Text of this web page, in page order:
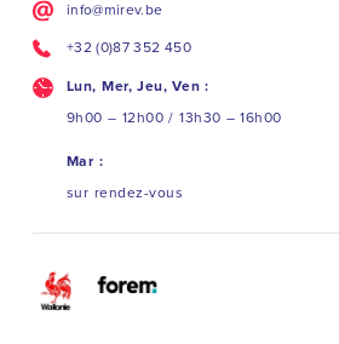
info@mirev.be
+32 (0)87 352 450
Lun, Mer, Jeu, Ven :
9h00 – 12h00 / 13h30 – 16h00
Mar :
sur rendez-vous